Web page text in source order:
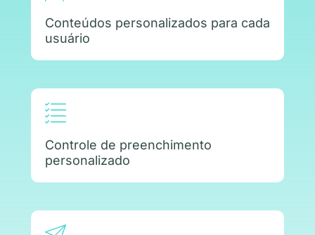
Conteúdos personalizados para cada
usuário
Controle de preenchimento
personalizado